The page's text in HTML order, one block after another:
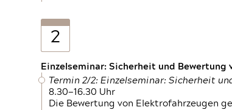
2
Einzelseminar: Sicherheit und
Termin 2/2: Einzelseminar: Sicherheit
8.30—16.30 Uhr
Die Bewertung von Elektrofahrzeugen